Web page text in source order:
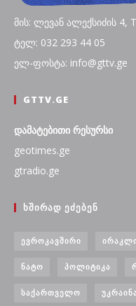
მის: ლევან ალექსიძის 4,
ტელ: 032 293 44 05
ელ-ფოსტა: info@gttv.ge
GTTV.GE
დამატებითი რესურსი
geotimes.ge
gtradio.ge
ᲮᲨᲘᲠᲐᲓ ᲔᲫᲔᲑᲔᲜ
ᲔᲕᲠᲝᲙᲐᲕᲨᲘᲠᲘ
ᲜᲐᲢᲝ ᲞᲝᲚᲘᲢᲘᲙᲐ
ᲡᲐᲥᲐᲠᲗᲕᲔᲚᲝ